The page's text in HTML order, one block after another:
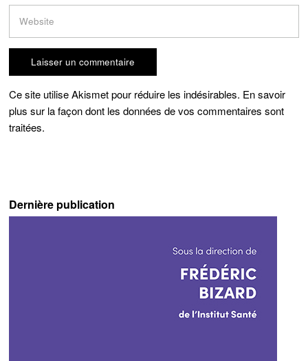
Ce site utilise Akismet pour réduire les indésirables. En savoir
plus sur la façon dont les données de vos commentaires sont
traitées.
Dernière publication